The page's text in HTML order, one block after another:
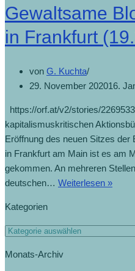
Gewaltsame
in Frankfurt
von G. Kuchta
29. November 202016.
https://orf.at/v2/stories/
kapitalismuskritischen
Eröffnung des neuen Sitzes der
in Frankfurt am Main ist es am
gekommen. An mehreren
deutschen… Weiterlesen »
Kategorien
Monats-Archiv